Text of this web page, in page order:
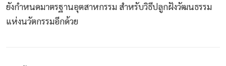
ยังกำหนดมาตรฐานอุตสาหกรรม สำหรับวิธีปลูกฝังวัฒนธรรม
แห่งนวัตกรรมอีกด้วย